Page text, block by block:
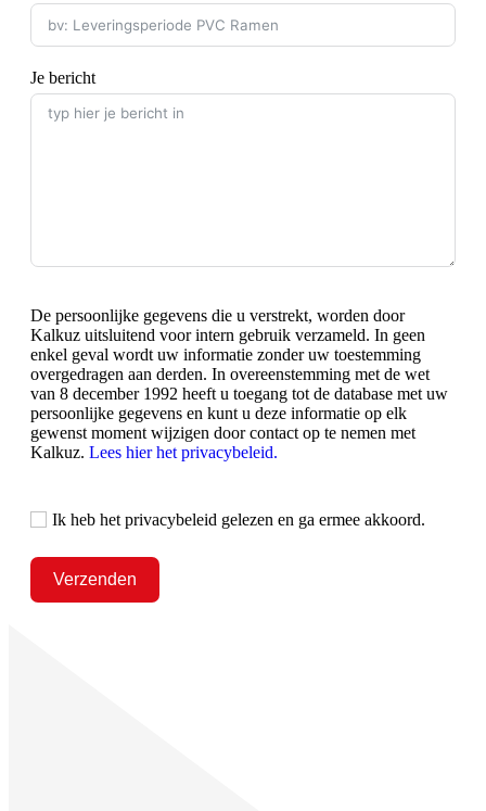
Je bericht
De persoonlijke gegevens die u verstrekt, worden door
Kalkuz uitsluitend voor intern gebruik verzameld. In geen
enkel geval wordt uw informatie zonder uw toestemming
overgedragen aan derden. In overeenstemming met de wet
van 8 december 1992 heeft u toegang tot de database met uw
persoonlijke gegevens en kunt u deze informatie op elk
gewenst moment wijzigen door contact op te nemen met
Kalkuz. Lees hier het privacybeleid.
Ik heb het privacybeleid gelezen en ga ermee akkoord.
Verzenden